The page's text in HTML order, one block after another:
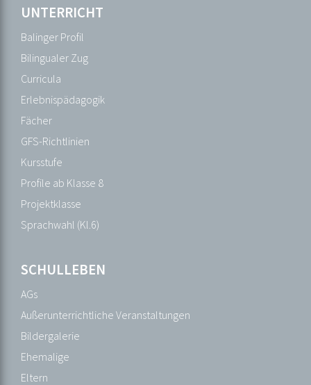
Termine
UNTERRICHT
Balinger
Profil
Bilingualer
Zug
Erlebnispädagogik
GFS-
UNTERRICHT
Balinger Profil
Bilingualer Zug
Curricula
Erlebnispädagogik
Fächer
GFS-Richtlinien
Kursstufe
Profile ab Klasse 8
Projektklasse
Sprachwahl (Kl.6)
SCHULLEBEN
AGs
Außerunterrichtliche Veranstaltungen
Bildergalerie
Ehemalige
Eltern